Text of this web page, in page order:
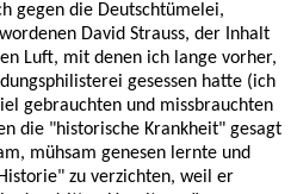
gegen die Deutschtümelei,
David Strauss, der Inhalt
Luft, mit denen ich lange vorher,
gesessen hatte (ich
gebrauchten und missbrauchten
die "historische Krankheit" gesagt
mühsam genesen lernte und
zu verzichten, weil er